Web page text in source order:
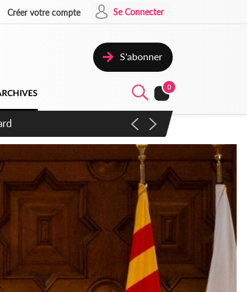
Créer votre compte Se Connecter
S'abonner
0
des civils